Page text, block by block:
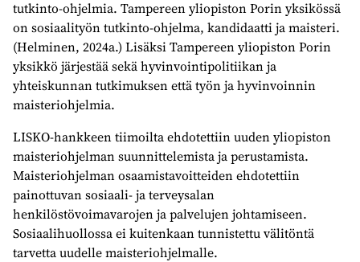
tutkinto-ohjelmia. Tampereen yliopiston Porin yksikössä
on sosiaalityön tutkinto-ohjelma, kandidaatti ja maisteri.
(Helminen, 2024a.) Lisäksi Tampereen yliopiston Porin
yksikkö järjestää sekä hyvinvointipolitiikan ja
yhteiskunnan tutkimuksen että työn ja hyvinvoinnin
maisteriohjelmia.
LISKO-hankkeen tiimoilta ehdotettiin uuden yliopiston
maisteriohjelman suunnittelemista ja perustamista.
Maisteriohjelman osaamistavoitteiden ehdotettiin
painottuvan sosiaali- ja terveysalan
henkilöstövoimavarojen ja palvelujen johtamiseen.
Sosiaalihuollossa ei kuitenkaan tunnistettu välitöntä
tarvetta uudelle maisteriohjelmalle.